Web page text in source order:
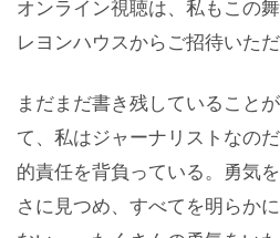
オンライン視聴は、私もこの
レヨンハウスからご招待いただ
まだまだ書き残していること
て、私はジャーナリストなの
的責任を背負っている。勇気
さに見つめ、すべてを明らか